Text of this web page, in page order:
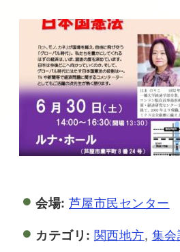
会場: 芦屋市民センター
カテゴリ: 関西地方, 集